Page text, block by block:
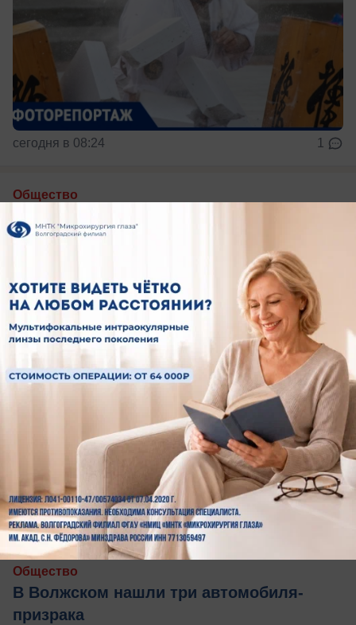
сегодня в 08:24 1
Общество
Какой будет погода в Волжском 8 августа
Жаркая суббота
сегодня в 08:12
Общество
В Волжском нашли три автомобиля-
призрака